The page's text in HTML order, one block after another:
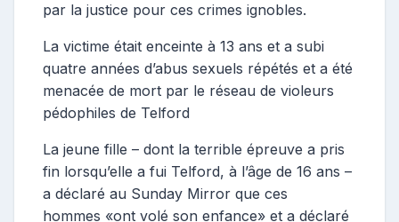
par la justice pour ces crimes ignobles.
La victime était enceinte à 13 ans et a subi
quatre années d’abus sexuels répétés et a été
menacée de mort par le réseau de violeurs
pédophiles de Telford
La jeune fille – dont la terrible épreuve a pris
fin lorsqu’elle a fui Telford, à l’âge de 16 ans –
a déclaré au Sunday Mirror que ces
hommes «ont volé son enfance» et a déclaré